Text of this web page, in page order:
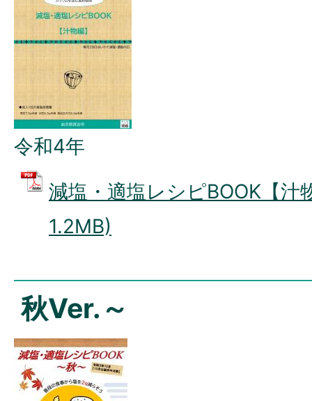
令和4年
減塩・適塩レシピBOOK【汁
1.2MB)
秋Ver.～